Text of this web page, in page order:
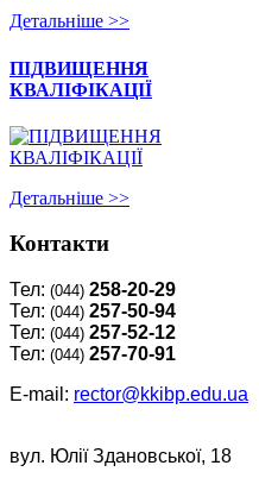
Детальнiше >>
ПІДВИЩЕННЯ
КВАЛІФІКАЦІЇ
Детальнiше >>
Контакти
Тел: (044) 258-20-29
Тел: (044) 257-50-94
Тел: (044) 257-52-12
Тел: (044) 257-70-91
E-mail: rector@kkibp.edu.ua
вул. Юлії Здановської, 18